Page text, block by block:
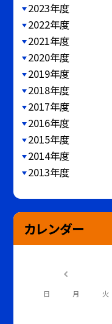
2023年度
2022年度
2021年度
2020年度
2019年度
2018年度
2017年度
2016年度
2015年度
2014年度
2013年度
カレンダー
日 月 火